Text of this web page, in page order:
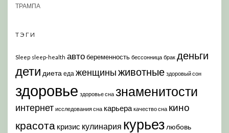
ТРАМПА
ТЭГИ
Sleep sleep-health автобеременность бессонница брак деньги
дети диета еда женщиныживотные здоровый сон
здоровье здоровье сна знаменитости
интернет исследования сна карьера качество сна кино
красота кризис кулинария курьез любовь